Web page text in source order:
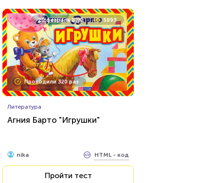
20 февраля 2022 5893
Проходили 320 раз
Литература
Агния Барто "Игрушки"
nika HTML - код
Пройти тест